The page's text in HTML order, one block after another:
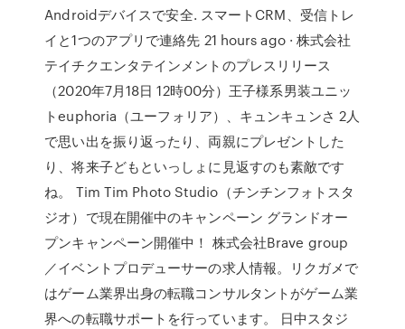
Androidデバイスで安全. スマートCRM、受信トレ
イと1つのアプリで連絡先 21 hours ago · 株式会社
テイチクエンタテインメントのプレスリリース
（2020年7月18日 12時00分）王子様系男装ユニッ
トeuphoria（ユーフォリア）、キュンキュンさ 2人
で思い出を振り返ったり、両親にプレゼントした
り、将来子どもといっしょに見返すのも素敵です
ね。 Tim Tim Photo Studio（チンチンフォトスタ
ジオ）で現在開催中のキャンペーン グランドオー
プンキャンペーン開催中！ 株式会社Brave group
／イベントプロデューサーの求人情報。リクガメで
はゲーム業界出身の転職コンサルタントがゲーム業
界への転職サポートを行っています。 日中スタジ